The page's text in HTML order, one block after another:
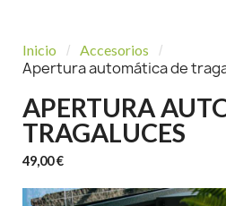
Inicio Accesorios
Apertura automática de
APERTURA
TRAGALUCES
49,00 €